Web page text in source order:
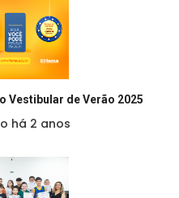
Vestibular de Verão 2025
há 2 anos